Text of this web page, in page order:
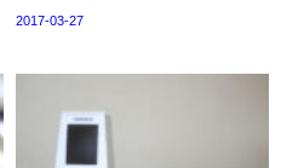
2017-03-27